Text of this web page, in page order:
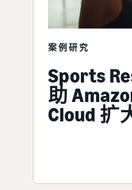
案例研究
Sports
助
Cloud 扩